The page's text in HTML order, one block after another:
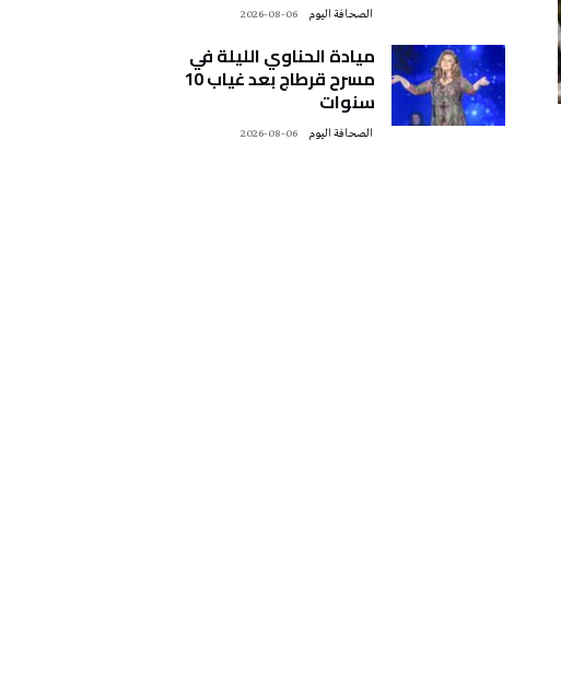
2026-08-06
ميادة الحناوي الليلة في
مسرح قرطاج بعد غياب 10
سنوات
2026-08-06